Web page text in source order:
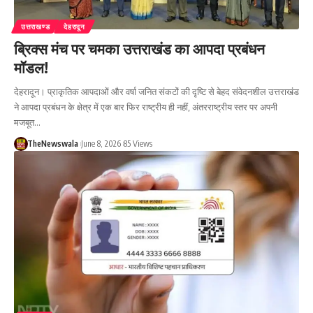
उत्तराखण्ड देहरादून
ब्रिक्स मंच पर चमका उत्तराखंड का आपदा प्रबंधन
मॉडल!
देहरादून। प्राकृतिक आपदाओं और वर्षा जनित संकटों की दृष्टि से बेहद संवेदनशील उत्तराखंड
ने आपदा प्रबंधन के क्षेत्र में एक बार फिर राष्ट्रीय ही नहीं, अंतरराष्ट्रीय स्तर पर अपनी
मजबूत…
TheNewswala June 8, 2026 85 Views